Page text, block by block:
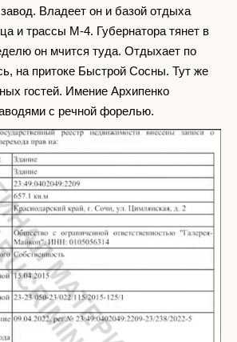
Владеет он и базой отдыха
и трассы М-4. Губернатора тянет в
он мчится туда. Отдыхает по
на притоке Быстрой Сосны. Тут же
гостей. Имение Архипенко
с речной форелью.